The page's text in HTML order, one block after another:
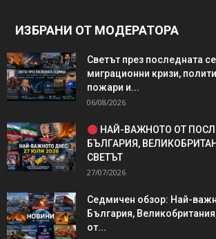
ИЗБРАНИ ОТ МОДЕРАТОРА
Светът през последната
миграционни кризи,
пожари и...
06/08/2026
НАЙ-ВАЖНОТО ОТ
БЪЛГАРИЯ,
СВЕТЪТ
27/07/2026
Седмичен обзор: Най-
България,
от...